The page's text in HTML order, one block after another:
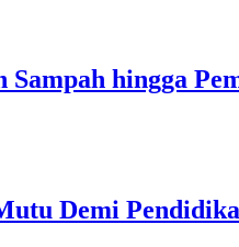
hingga
Demi